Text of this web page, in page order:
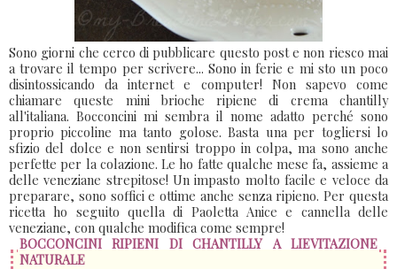
Sono giorni che cerco di pubblicare questo post e non riesco mai
a trovare il tempo per scrivere... Sono in ferie e mi sto un poco
disintossicando da internet e computer! Non sapevo come
chiamare queste mini brioche ripiene di crema chantilly
all'italiana. Bocconcini mi sembra il nome adatto perché sono
proprio piccoline ma tanto golose. Basta una per togliersi lo
sfizio del dolce e non sentirsi troppo in colpa, ma sono anche
perfette per la colazione. Le ho fatte qualche mese fa, assieme a
delle veneziane strepitose! Un impasto molto facile e veloce da
preparare, sono soffici e ottime anche senza ripieno. Per questa
ricetta ho seguito quella di Paoletta Anice e cannella delle
veneziane, con qualche modifica come sempre!
BOCCONCINI RIPIENI DI CHANTILLY A LIEVITAZIONE
NATURALE